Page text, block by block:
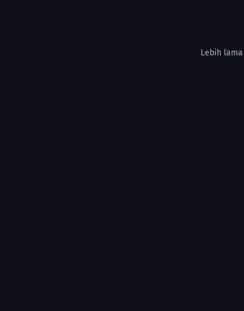
Lebih lama